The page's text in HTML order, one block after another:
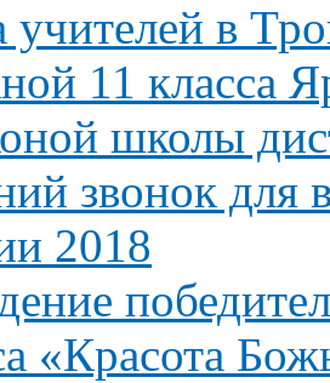
учителей в
11 класса
школы
звонок для
2018
«Красота